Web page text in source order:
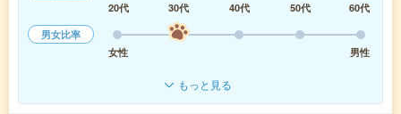
20代
30代 40代 50代
60代
男女比率
女性
男性
もっと見る